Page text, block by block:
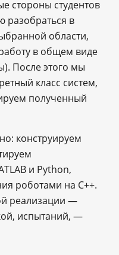
стороны студентов
разобраться в
области,
в общем виде
После этого мы
класс систем,
полученный
конструируем
и Python,
роботами на C++.
реализации —
испытаний, —